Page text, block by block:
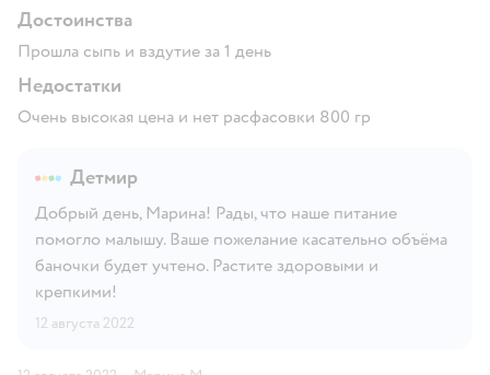
Достоинства
Прошла сыпь и вздутие за 1 день
Недостатки
Очень высокая цена и нет расфасовки 800 гр
Детмир
Добрый день, Марина! Рады, что наше питание
помогло малышу. Ваше пожелание касательно объёма
баночки будет учтено. Растите здоровыми и
крепкими!
12 августа 2022